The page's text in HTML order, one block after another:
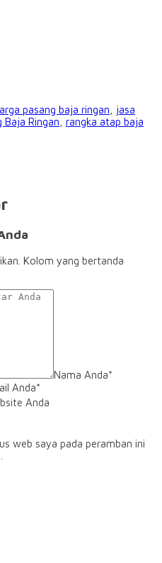
pasang baja ringan
jasa
Baja Ringan rangka atap baja
Kolom yang bertanda
Nama Anda*
Anda*
Anda
web saya pada peramban ini